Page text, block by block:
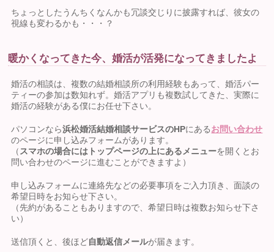
ちょっとしたうんちくなんかも冗談交じりに披露すれば、彼女の
視線も変わるかも・・・？
暖かくなってきた今、婚活が活発になってきましたよ
婚活の相談は、複数の結婚相談所の利用経験もあって、婚活パー
ティーの参加は数知れず。婚活アプリも複数試してきた、実際に
婚活の経験がある僕にお任せ下さい。
パソコンなら浜松婚活結婚相談サービスのHPにあるお問い合わせ
のページに申し込みフォームがあります。
（ スマホの場合にはトップページの上にあるメニューを開くとお
問い合わせのページに進むことができますよ）
申し込みフォームに連絡先などの必要事項をご入力頂き、面談の
希望日時をお知らせ下さい。
（先約があることもありますので、希望日時は複数お知らせ下さ
い）
送信頂くと、後ほど自動返信メールが届きます。